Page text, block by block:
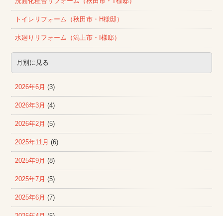
トイレリフォーム（秋田市・H様邸）
水廻りリフォーム（潟上市・I様邸）
月別に見る
2026年6月 (3)
2026年3月 (4)
2026年2月 (5)
2025年11月 (6)
2025年9月 (8)
2025年7月 (5)
2025年6月 (7)